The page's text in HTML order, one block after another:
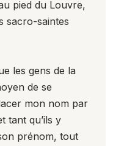
pied du Louvre,
sacro-saintes
les gens de la
de se
mon nom par
tant qu’ils y
prénom, tout